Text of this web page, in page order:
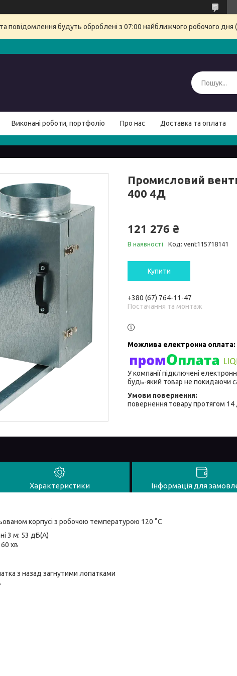
повідомлення будуть оброблені з 07:00 найближчого робочого дня
Виконані роботи, портфоліо Про нас Доставка та оплата
Промисловий
400 4Д
121 276 ₴
В наявності Код: vent115718141
Купити
+380 (67) 764-11-47
Постачання та монтаж
У компанії підключені
будь-який товар не покидаючи
повернення товару протягом 14
Характеристики Інформація для
корпусі з робочою температурою 120 °С
3 м: 53 дБ(А)
хв
з назад загнутими лопатками